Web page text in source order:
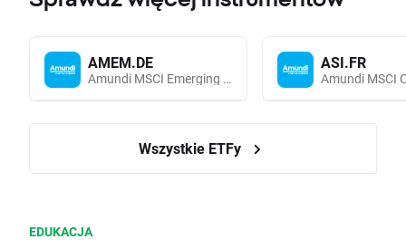
AMEM.DE
Amundi MSCI Emerging Markets UCITS (Acc EUR)
ASI.FR
Wszystkie ETFy
EDUKACJA